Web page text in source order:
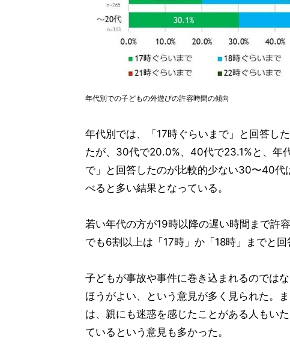
年代別での子どもの外遊びの許容時間の傾向
年代別では、「17時ぐらいまで」と回答し
たが、30代で20.0%、40代で23.1%と、年
で」と回答したのが比較的少ない30〜40代
べると多い結果となっている。
若い年代の方が19時以降の遅い時間まで許
でも6割以上は「17時」か「18時」までと
子どもが事故や事件に巻き込まれるのでは
ほうがよい、という意見が多く見られた。
は、親にも迷惑を感じたことがある人もい
ているという意見も多かった。